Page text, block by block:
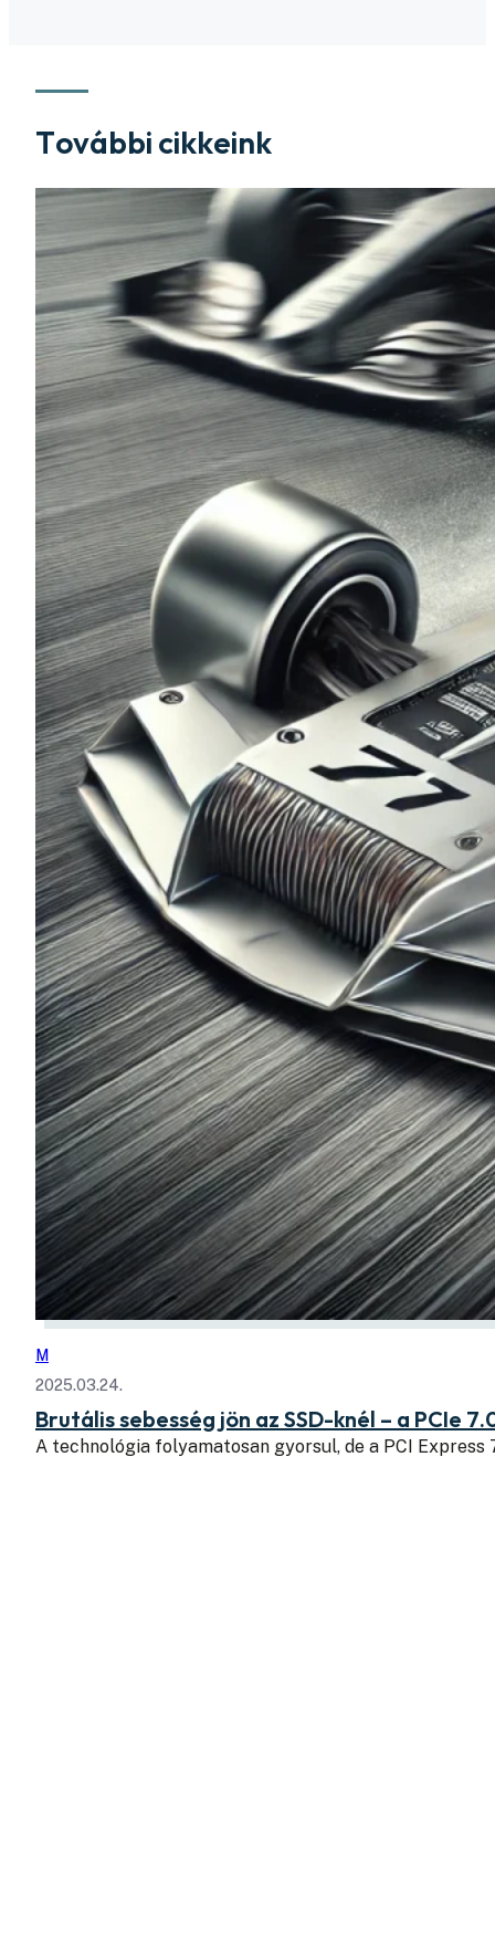
További cikkeink
M
2025.03.24.
Brutális sebesség jön az SSD-knél – a PCIe
A technológia folyamatosan gyorsul, de a PCI Express